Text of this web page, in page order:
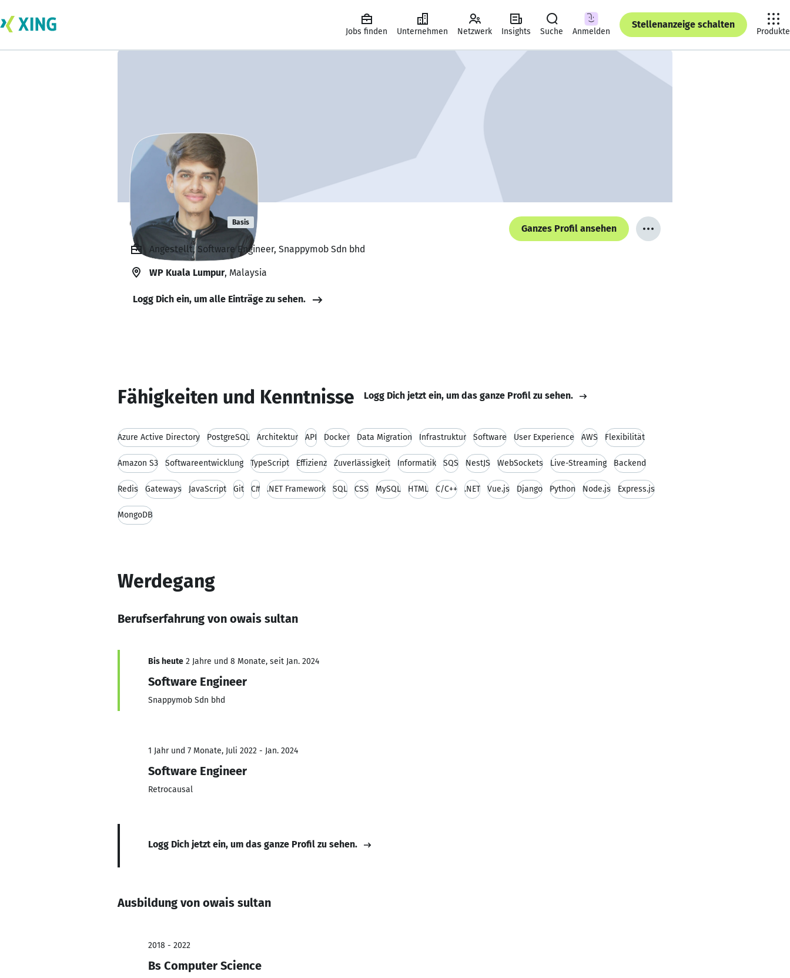
Jobs finden Unternehmen Netzwerk Insights Suche Anmelden
Stellenanzeige schalten
Produkte
owais sultan Basis
Ganzes Profil ansehen
Angestellt, Software Engineer, Snappymob Sdn bhd
WP Kuala Lumpur, Malaysia
Logg Dich ein, um alle Einträge zu sehen.
Fähigkeiten und Kenntnisse Logg Dich jetzt ein, um das ganze Profil zu sehen.
Azure Active Directory PostgreSQL Architektur API Docker Data Migration Infrastruktur Software User Experience AWS Flexibilität
Amazon S3 Softwareentwicklung TypeScript Effizienz Zuverlässigkeit Informatik SQS NestJS WebSockets Live-Streaming Backend
Redis Gateways JavaScript Git C# .NET Framework SQL CSS MySQL HTML C/C++ .NET Vue.js Django Python Node.js Express.js
MongoDB
Werdegang
Berufserfahrung von owais sultan
Bis heute 2 Jahre und 8 Monate, seit Jan. 2024
Software Engineer
Snappymob Sdn bhd
1 Jahr und 7 Monate, Juli 2022 - Jan. 2024
Software Engineer
Retrocausal
Logg Dich jetzt ein, um das ganze Profil zu sehen.
Ausbildung von owais sultan
2018 - 2022
Bs Computer Science